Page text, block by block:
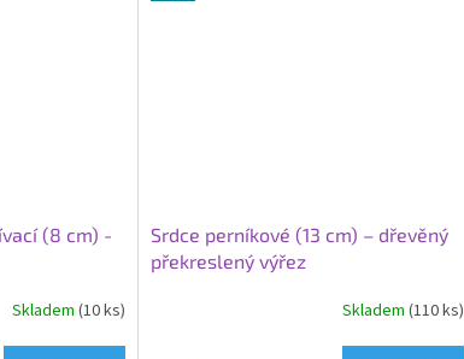
(8 cm) -
Skladem (10 ks)
Srdce perníkové (13 cm) – dřevěný
překreslený výřez
Skladem (110 ks)